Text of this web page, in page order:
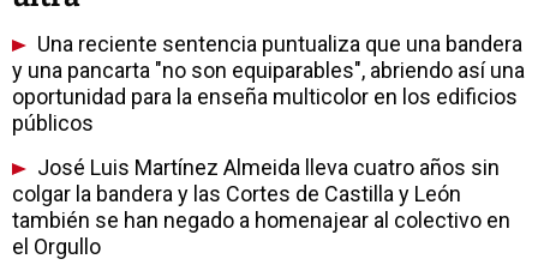
Una reciente sentencia puntualiza que una bandera
y una pancarta "no son equiparables", abriendo así una
oportunidad para la enseña multicolor en los edificios
públicos
José Luis Martínez Almeida lleva cuatro años sin
colgar la bandera y las Cortes de Castilla y León
también se han negado a homenajear al colectivo en
el Orgullo